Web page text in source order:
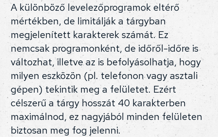
A különböző levelezőprogramok eltérő
mértékben, de limitálják a tárgyban
megjelenített karakterek számát. Ez
nemcsak programonként, de időről-időre is
változhat, illetve az is befolyásolhatja, hogy
milyen eszközön (pl. telefonon vagy asztali
gépen) tekintik meg a felületet. Ezért
célszerű a tárgy hosszát 40 karakterben
maximálnod, ez nagyjából minden felületen
biztosan meg fog jelenni.